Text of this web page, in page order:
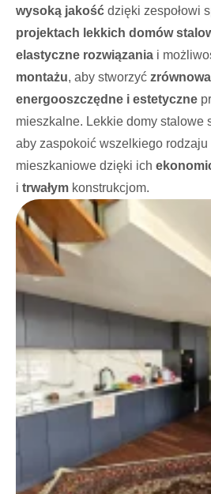
wysoką jakość dzięki zespołowi
projektach lekkich domów
elastyczne rozwiązania i
montażu, aby stworzyć
energooszczędne i estetyczne
mieszkalne. Lekkie domy stalowe
aby zaspokoić wszelkiego rodzaju
mieszkaniowe dzięki ich
i trwałym konstrukcjom.